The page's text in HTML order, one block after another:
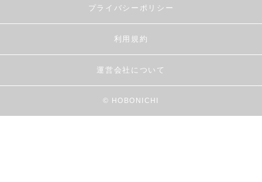
プライバシーポリシー
利用規約
運営会社について
© HOBONICHI